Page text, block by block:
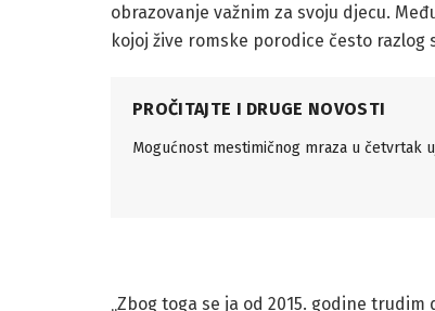
obrazovanje važnim za svoju djecu.
kojoj žive romske porodice često
PROČITAJTE I DRUGE NOVOSTI
Mogućnost mestimičnog mraza u četvrtak
„Zbog toga se ja od 2015. godine